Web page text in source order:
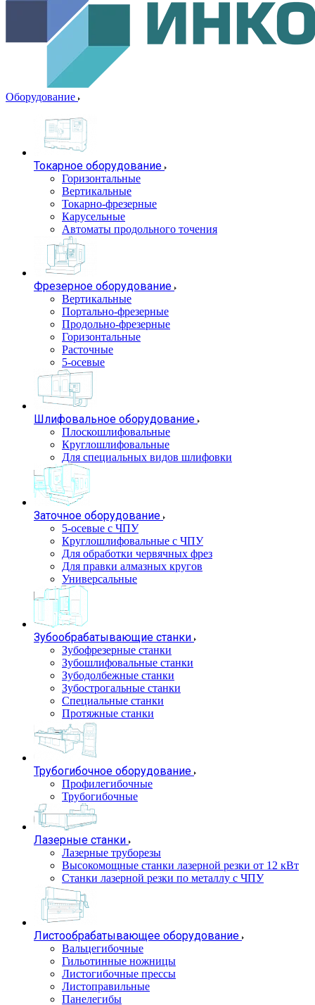
Оборудование
Токарное оборудование
Горизонтальные
Вертикальные
Токарно-фрезерные
Карусельные
Автоматы продольного точения
Фрезерное оборудование
Вертикальные
Портально-фрезерные
Продольно-фрезерные
Горизонтальные
Расточные
5-осевые
Шлифовальное оборудование
Плоскошлифовальные
Круглошлифовальные
Для специальных видов шлифовки
Заточное оборудование
5-осевые с ЧПУ
Круглошлифовальные с ЧПУ
Для обработки червячных фрез
Для правки алмазных кругов
Универсальные
Зубообрабатывающие станки
Зубофрезерные станки
Зубошлифовальные станки
Зубодолбежные станки
Зубострогальные станки
Специальные станки
Протяжные станки
Трубогибочное оборудование
Профилегибочные
Трубогибочные
Лазерные станки
Лазерные труборезы
Высокомощные станки лазерной резки от 12 кВт
Станки лазерной резки по металлу с ЧПУ
Листообрабатывающее оборудование
Вальцегибочные
Гильотинные ножницы
Листогибочные прессы
Листоправильные
Панелегибы